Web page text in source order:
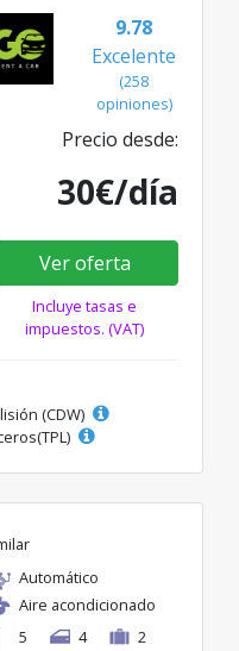
9.78
Excelente
(258
opiniones)
Precio desde:
30€/día
Ver oferta
Incluye tasas e
impuestos. (VAT)
(CDW)
Automático
Aire acondicionado
5
4 2